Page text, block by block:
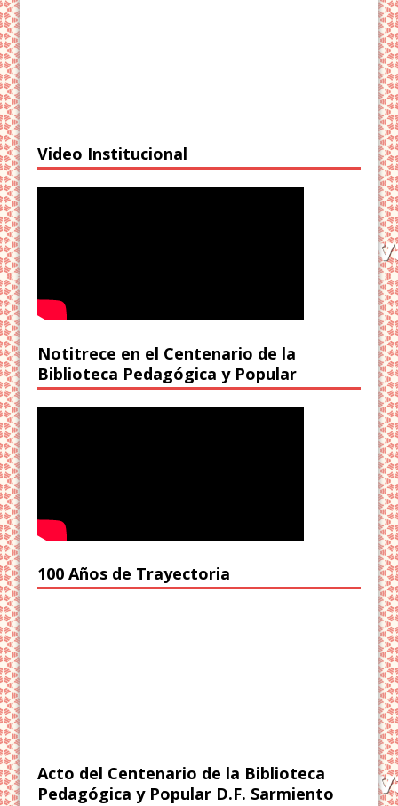
Video Institucional
Notitrece en el Centenario de la
Biblioteca Pedagógica y Popular
100 Años de Trayectoria
Acto del Centenario de la Biblioteca
Pedagógica y Popular D.F. Sarmiento